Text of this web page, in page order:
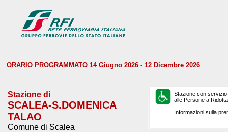
ORARIO PROGRAMMATO 14 Giugno 2026 - 12 Dicembre 2026
Stazione di
SCALEA-S.DOMENICA
TALAO
Comune di Scalea
Stazione con
alle Persone a
Informazioni sulla